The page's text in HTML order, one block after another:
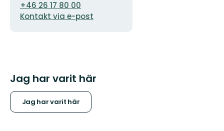
+46 26 17 80 00
Kontakt via e-post
Jag har varit här
Jag har varit här